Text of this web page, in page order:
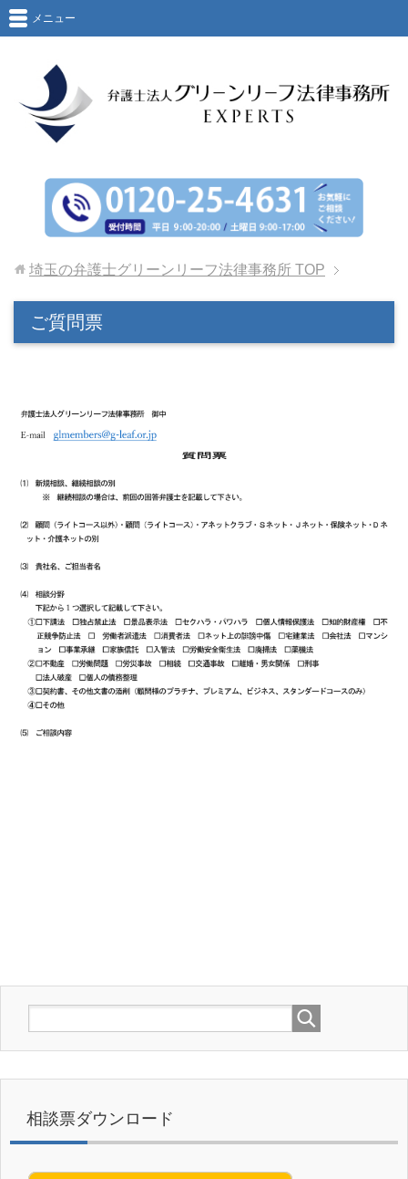
メニュー
埼玉の弁護士グリーンリーフ法律事務所 TOP
ご質問票
相談票ダウンロード